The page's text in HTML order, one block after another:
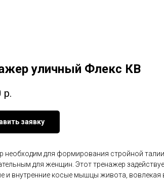
уличный Флекс КВ
р.
заявку
необходим для формирования стройной
для женщин. Этот тренажер
и внутренние косые мышцы живота, вовлекая